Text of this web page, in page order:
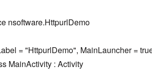
nsoftware.HttpurlDemo
= "HttpurlDemo", MainLauncher =
MainActivity : Activity